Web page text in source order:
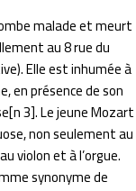
malade et meurt
au 8 rue du
Elle est inhumée à
en présence de son
3]. Le jeune Mozart
non seulement au
violon et à l’orgue.
synonyme de